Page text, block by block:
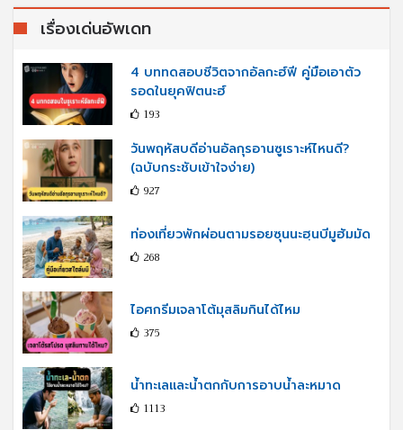
เรื่องเด่นอัพเดท
4 บททดสอบชีวิตจากอัลกะฮ์ฟี คู่มือเอาตัว
รอดในยุคฟิตนะฮ์
193
วันพฤหัสบดีอ่านอัลกุรอานซูเราะห์ไหนดี?
(ฉบับกระชับเข้าใจง่าย)
927
ท่องเที่ยวพักผ่อนตามรอยซุนนะฮฺนบีมูฮัมมัด
268
ไอศกรีมเจลาโต้มุสลิมกินได้ไหม
375
น้ำทะเลและน้ำตกกับการอาบน้ำละหมาด
1113